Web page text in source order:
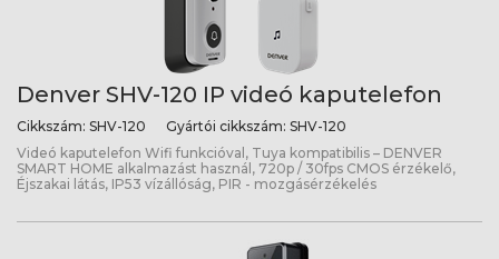
Denver SHV-120 IP videó kaputelefon
Cikkszám: SHV-120 Gyártói cikkszám: SHV-120
Videó kaputelefon Wifi funkcióval, Tuya kompatibilis – DENVER
SMART HOME alkalmazást használ, 720p / 30fps CMOS érzékelő,
Éjszakai látás, IP53 vízállóság, PIR - mozgásérzékelés